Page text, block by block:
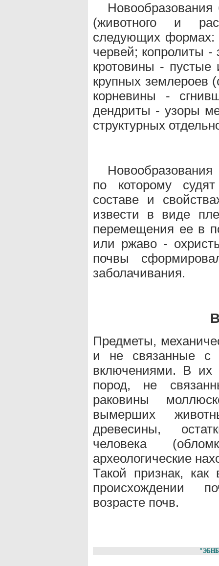
Новообразования
(животного и
следующих формах:
червей; копролиты
кротовины -
крупных землероев
корневины -
дендриты - узоры
структурных
по которому
составе и
извести в виде
перемещения ее в
или ржаво -
почвы
заболачивания.
Предметы,
и не связанные с
включениями. В их
пород, не
раковины
вымерших
древесины,
человека
археологические
Такой признак, как
происхождении
возрасте почв.